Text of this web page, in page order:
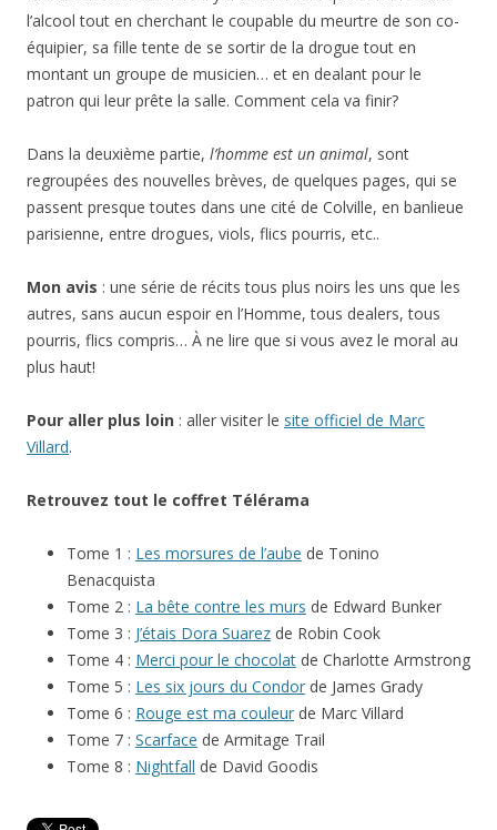
l’alcool tout en cherchant le coupable du meurtre de son co-
équipier, sa fille tente de se sortir de la drogue tout en
montant un groupe de musicien… et en dealant pour le
patron qui leur prête la salle. Comment cela va finir?
Dans la deuxième partie, l’homme est un animal, sont
regroupées des nouvelles brèves, de quelques pages, qui se
passent presque toutes dans une cité de Colville, en banlieue
parisienne, entre drogues, viols, flics pourris, etc..
Mon avis : une série de récits tous plus noirs les uns que les
autres, sans aucun espoir en l’Homme, tous dealers, tous
pourris, flics compris… À ne lire que si vous avez le moral au
plus haut!
Pour aller plus loin : aller visiter le site officiel de Marc
Villard.
Retrouvez tout le coffret Télérama
Tome 1 : Les morsures de l’aube de Tonino
Benacquista
Tome 2 : La bête contre les murs de Edward Bunker
Tome 3 : J’étais Dora Suarez de Robin Cook
Tome 4 : Merci pour le chocolat de Charlotte Armstrong
Tome 5 : Les six jours du Condor de James Grady
Tome 6 : Rouge est ma couleur de Marc Villard
Tome 7 : Scarface de Armitage Trail
Tome 8 : Nightfall de David Goodis